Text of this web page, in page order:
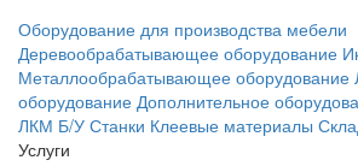
Оборудование для производства мебели
Деревообрабатывающее оборудование
Металлообрабатывающее оборудование
оборудование Дополнительное
ЛКМ Б/У Станки Клеевые материалы
Услуги